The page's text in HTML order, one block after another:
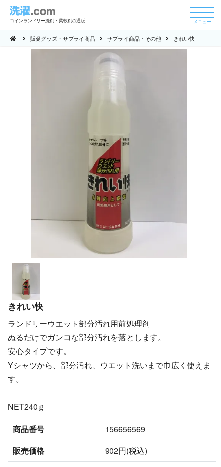
コインランドリー洗剤・柔軟剤の通販 メニュー
販促グッズ・サプライ商品 サプライ商品・その他 きれい快
きれい快
ランドリーウエット部分汚れ用前処理剤
ぬるだけでガンコな部分汚れを落とします。
安心タイプです。
Yシャツから、部分汚れ、ウエット洗いまで巾広く使えま
す。
NET240ｇ
商品番号
156656569
販売価格
902円(税込)